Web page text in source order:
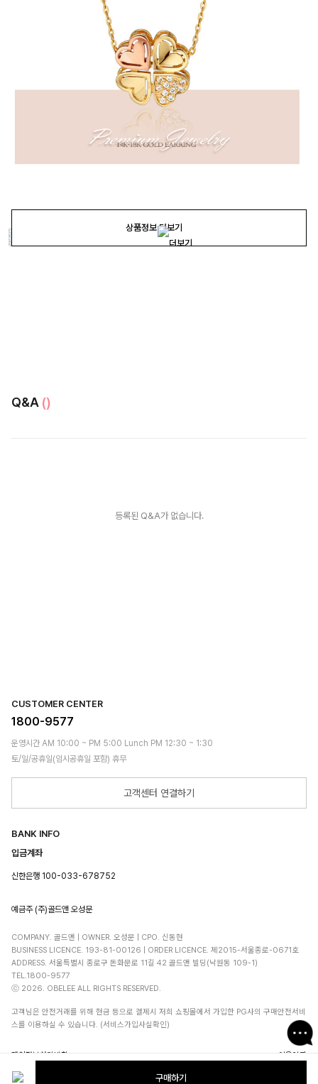
구매하기
상품정보 더보기
Q&A ()
등록된 Q&A가 없습니다.
CUSTOMER CENTER
1800-9577
운영시간 AM 10:00 ~ PM 5:00 Lunch PM 12:30 ~ 1:30
토/일/공휴일(임시공휴일 포함) 휴무
고객센터 연결하기
BANK INFO
입금계좌
신한은행 100-033-678752
예금주 (주)골드앤 오성문
COMPANY. 골드앤 | OWNER. 오성문 | CPO. 신동현
BUSINESS LICENCE. 193-81-00126 | ORDER LICENCE. 제2015-서울종로-0671호
ADDRESS. 서울특별시 종로구 돈화문로 11길 42 골드앤 빌딩(낙원동 109-1)
TEL.1800-9577
ⓒ 2026. OBELEE ALL RIGHTS RESERVED.
고객님은 안전거래를 위해 현금 등으로 결제시 저희 쇼핑몰에서 가입한 PG사의 구매안전서비
스를 이용하실 수 있습니다. (서비스가입사실확인)
개인정보처리방침 이용약관